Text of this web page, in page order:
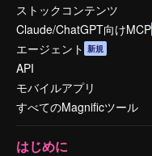
ストックコンテンツ
Claude/ChatGPT向けMCP
エージェント 新規
API
モバイルアプリ
すべてのMagnificツール
はじめに